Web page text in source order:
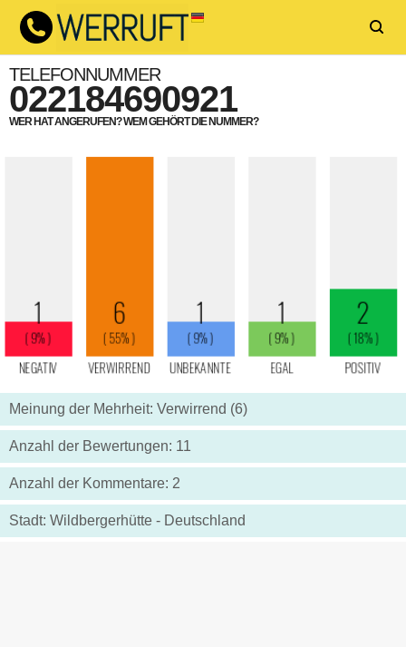
TELEFONNUMMER
022184690921
WER HAT ANGERUFEN? WEM GEHÖRT DIE NUMMER?
Meinung der Mehrheit: Verwirrend (6)
Anzahl der Bewertungen: 11
Anzahl der Kommentare: 2
Stadt: Wildbergerhütte - Deutschland